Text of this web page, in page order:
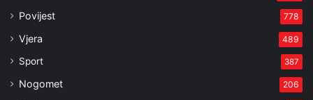
Povijest 778
Vjera 489
Sport 387
Nogomet 206